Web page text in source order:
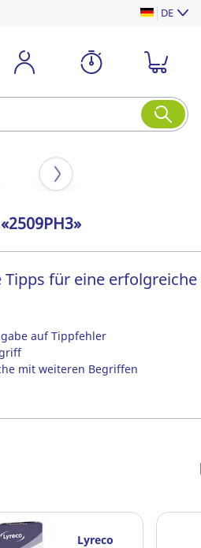
DE
für eine erfolgreiche
auf Tippfehler
mit weiteren Begriffen
Lyreco